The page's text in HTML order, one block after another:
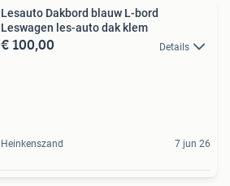
Lesauto Dakbord blauw L-bord
Leswagen les-auto dak klem
€ 100,00 Details
Heinkenszand 7 jun 26